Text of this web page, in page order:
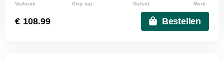
Verbruik Grip nat Geluid Merk
€ 108.99 Bestellen